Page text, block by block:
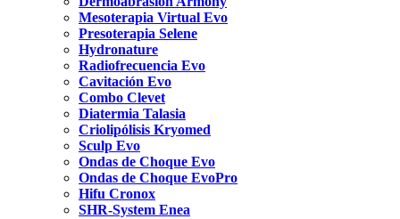
Mesoterapia Virtual Evo
Presoterapia Selene
Hydronature
Radiofrecuencia Evo
Cavitación Evo
Combo Clevet
Diatermia Talasia
Criolipólisis Kryomed
Sculp Evo
Ondas de Choque Evo
Ondas de Choque EvoPro
Hifu Cronox
SHR-System Enea